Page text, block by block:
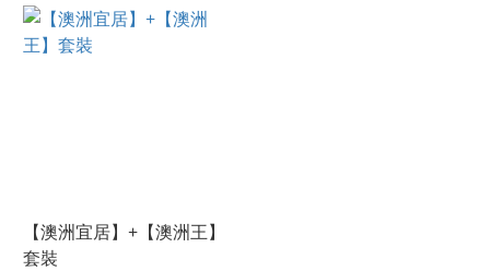
【澳洲宜居】+【澳洲王】
套裝